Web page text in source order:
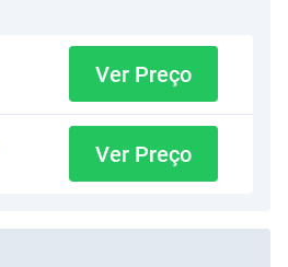
Ver Preço
Ver Preço